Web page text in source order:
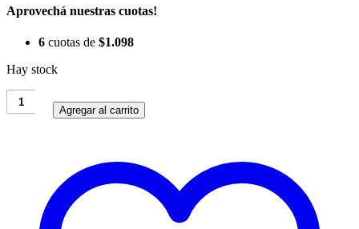
Aprovechá nuestras cuotas!
6 cuotas de $1.098
Hay stock
Energy
Gel
Agregar al carrito